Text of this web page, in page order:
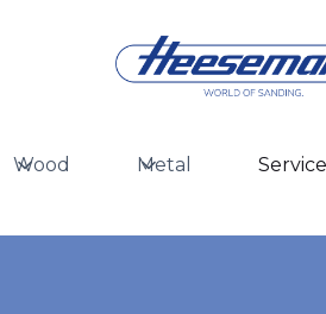
Wood Metal Service